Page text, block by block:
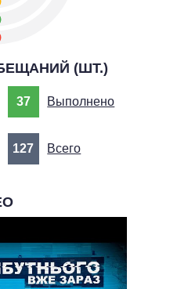
(ШТ.)
37 Выполнено
127 Всего